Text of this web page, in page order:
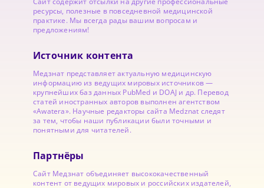
ресурсы, полезные в повседневной медицинской
практике. Мы всегда рады вашим вопросам и
предложениям!
Источник контента
Медзнат представляет актуальную медицинскую
информацию из ведущих мировых источников —
крупнейших баз данных PubMed и DOAJ и др. Перевод
статей иностранных авторов выполнен агентством
«Awatera». Научные редакторы сайта Medznat следят
за тем, чтобы наши публикации были точными и
понятными для читателей.
Партнёры
Сайт Медзнат объединяет высококачественный
контент от ведущих мировых и российских издателей,